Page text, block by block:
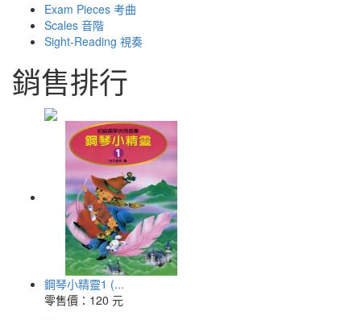
Exam Pieces 考曲
Scales 音階
Sight-Reading 視奏
銷售排行
鋼琴小精靈1 (...
零售價： 120 元